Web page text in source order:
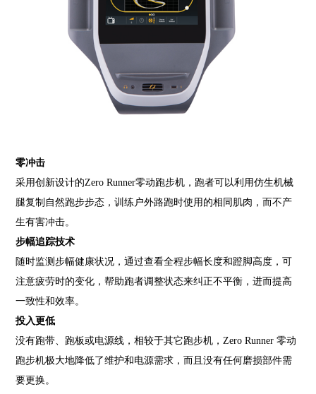
零冲击
采用创新设计的Zero Runner零动跑步机，跑者可以利用仿生机械
腿复制自然跑步步态，训练户外路跑时使用的相同肌肉，而不产
生有害冲击。
步幅追踪技术
随时监测步幅健康状况，通过查看全程步幅长度和蹬脚高度，可
注意疲劳时的变化，帮助跑者调整状态来纠正不平衡，进而提高
一致性和效率。
投入更低
没有跑带、跑板或电源线，相较于其它跑步机，Zero Runner 零动
跑步机极大地降低了维护和电源需求，而且没有任何磨损部件需
要更换。